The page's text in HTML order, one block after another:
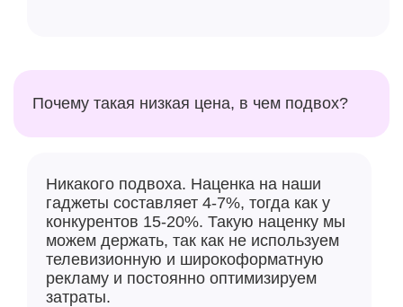
Почему такая низкая цена, в чем подвох?
Никакого подвоха. Наценка на наши
гаджеты составляет 4-7%, тогда как у
конкурентов 15-20%. Такую наценку мы
можем держать, так как не используем
телевизионную и широкоформатную
рекламу и постоянно оптимизируем
затраты.